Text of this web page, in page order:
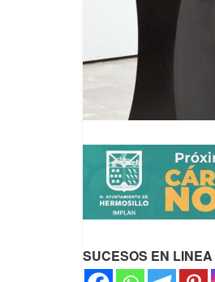
SUCESOS EN LINEA